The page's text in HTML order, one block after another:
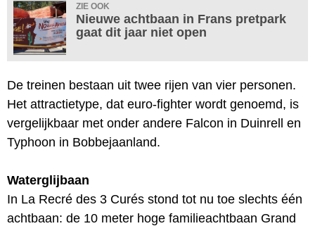
ZIE OOK
Nieuwe achtbaan in Frans pretpark
gaat dit jaar niet open
De treinen bestaan uit twee rijen van vier personen.
Het attractietype, dat euro-fighter wordt genoemd, is
vergelijkbaar met onder andere Falcon in Duinrell en
Typhoon in Bobbejaanland.
Waterglijbaan
In La Recré des 3 Curés stond tot nu toe slechts één
achtbaan: de 10 meter hoge familieachtbaan Grand